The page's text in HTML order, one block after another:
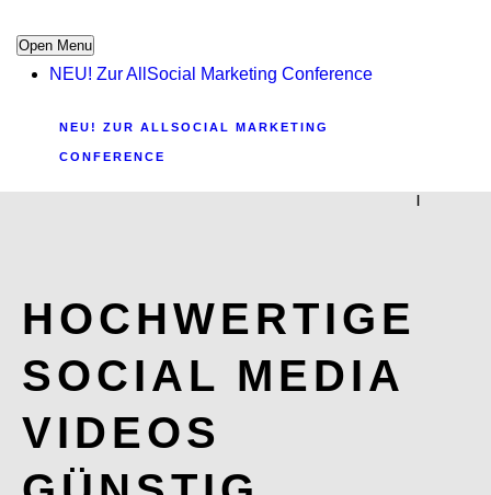
Open Menu
NEU! Zur AllSocial Marketing Conference
NEU! ZUR ALLSOCIAL MARKETING
CONFERENCE
|
HOCHWERTIGE
SOCIAL MEDIA
VIDEOS